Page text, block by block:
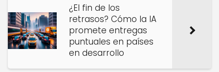
¿El fin de los
retrasos? Cómo la IA
promete entregas
puntuales en países
en desarrollo